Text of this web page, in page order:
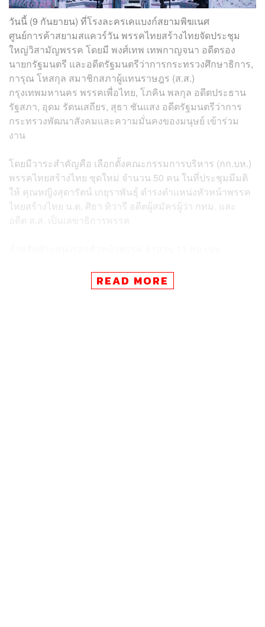
วันนี้ (9 กันยายน) ที่โรงละครเคแบงก์สยามพิฆเนศ
ศูนย์การค้าสยามสแควร์วัน พรรคไทยสร้างไทยจัดประชุม
ใหญ่วิสามัญพรรค โดยมี พงศ์เทพ เทพกาญจนา อดีตรอง
นายกรัฐมนตรี และอดีตรัฐมนตรีว่าการกระทรวงศึกษาธิการ,
การุณ โหสกุล สมาชิกสภาผู้แทนราษฎร (ส.ส.)
กรุงเทพมหานคร พรรคเพื่อไทย, โภคิน พลกุล อดีตประธาน
รัฐสภา, อุดม รัตนเสถียร, สุธา ชันแสง อดีตรัฐมนตรีว่าการ
กระทรวงพัฒนาสังคมและความมั่นคงของมนุษย์ เข้าร่วม
งาน
โดยมีวาระสำคัญคือ เลือกตั้งคณะกรรมการบริหาร (กก.บห.)
พรรคไทยสร้างไทย ชุดใหม่ จำนวน 50 คน ในที่ประชุมมีมติ
ให้ คุณหญิงสุดารัตน์ เกยุราพันธุ์ ดำรงตำแหน่งหัวหน้าพรรค
ไทยสร้างไทย น.ต. ศิธา ทิวารี อดีตผู้สมัครผู้ว่า กทม. และ
อดีต ส.ส. เป็นเลขาธิการพรรค
ต่อพงษ์ ไชยสาส์น อดีตรัฐมนตรีช่วยว่าการกระทรวง
READ MORE